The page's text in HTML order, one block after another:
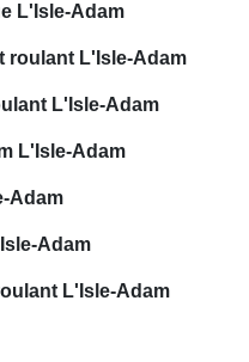
L'Isle-Adam
roulant L'Isle-Adam
L'Isle-Adam
L'Isle-Adam
Adam
Adam
L'Isle-Adam